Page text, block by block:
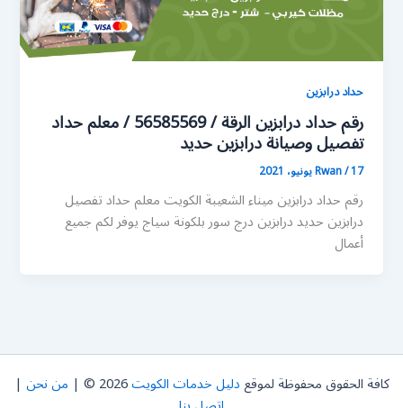
حداد درابزين
رقم حداد درابزين الرقة / 56585569 / معلم حداد
تفصيل وصيانة درابزين حديد
Rwan/17 يونيو، 2021
رقم حداد درابزين ميناء الشعيبة الكويت معلم حداد تفصيل
درابزين حديد درابزين درج سور بلكونة سياج يوفر لكم جميع
أعمال
كافة الحقوق محفوظة لموقعدليل خدمات الكويت2026 © | من نحن |